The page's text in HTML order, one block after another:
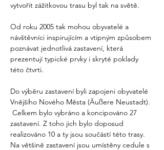
vytvořit zážitkovou trasu byl tak na světě.
Od roku 2005 tak mohou obyvatelé a
návštěvníci inspirujícím a vtipným způsobem
poznávat jednotlivá zastavení, která
prezentují typické prvky i skryté poklady
této čtvrti.
Do výběru zastavení byli zapojeni obyvatelé
Vnějšího Nového Města (Äußere Neustadt).
Celkem bylo vybráno a koncipováno 27
zastavení. Z toho jich bylo doposud
realizováno 10 a ty jsou součástí této trasy.
Na většině zastavení jsou umístěny cedule s